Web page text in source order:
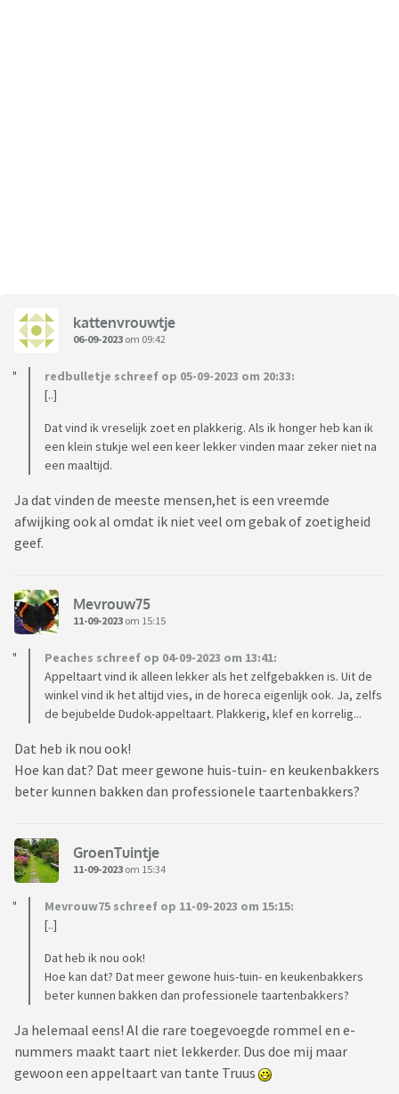
kattenvrouwtje
06-09-2023 om 09:42
redbulletje schreef op 05-09-2023 om 20:33:
[..]
Dat vind ik vreselijk zoet en plakkerig. Als ik honger heb kan ik
een klein stukje wel een keer lekker vinden maar zeker niet na
een maaltijd.
Ja dat vinden de meeste mensen,het is een vreemde
afwijking ook al omdat ik niet veel om gebak of zoetigheid
geef.
Mevrouw75
11-09-2023 om 15:15
Peaches schreef op 04-09-2023 om 13:41:
Appeltaart vind ik alleen lekker als het zelfgebakken is. Uit de
winkel vind ik het altijd vies, in de horeca eigenlijk ook. Ja, zelfs
de bejubelde Dudok-appeltaart. Plakkerig, klef en korrelig...
Dat heb ik nou ook!
Hoe kan dat? Dat meer gewone huis-tuin- en keukenbakkers
beter kunnen bakken dan professionele taartenbakkers?
GroenTuintje
11-09-2023 om 15:34
Mevrouw75 schreef op 11-09-2023 om 15:15:
[..]
Dat heb ik nou ook!
Hoe kan dat? Dat meer gewone huis-tuin- en keukenbakkers
beter kunnen bakken dan professionele taartenbakkers?
Ja helemaal eens! Al die rare toegevoegde rommel en e-
nummers maakt taart niet lekkerder. Dus doe mij maar
gewoon een appeltaart van tante Truus